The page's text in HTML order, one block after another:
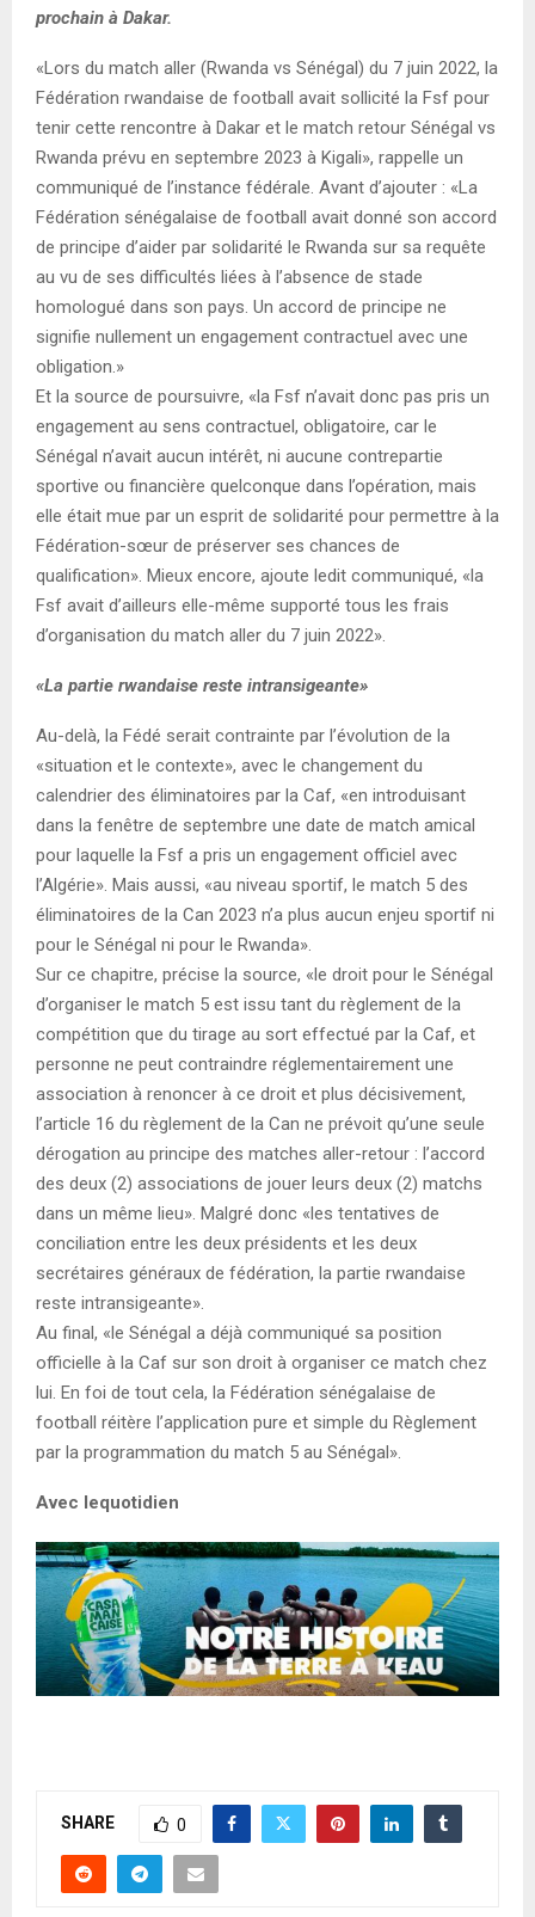
prochain à Dakar.
«Lors du match aller (Rwanda vs Sénégal) du 7 juin 2022, la
Fédération rwandaise de football avait sollicité la Fsf pour
tenir cette rencontre à Dakar et le match retour Sénégal vs
Rwanda prévu en septembre 2023 à Kigali», rappelle un
communiqué de l’instance fédérale. Avant d’ajouter : «La
Fédération sénégalaise de football avait donné son accord
de principe d’aider par solidarité le Rwanda sur sa requête
au vu de ses difficultés liées à l’absence de stade
homologué dans son pays. Un accord de principe ne
signifie nullement un engagement contractuel avec une
obligation.»
Et la source de poursuivre, «la Fsf n’avait donc pas pris un
engagement au sens contractuel, obligatoire, car le
Sénégal n’avait aucun intérêt, ni aucune contrepartie
sportive ou financière quelconque dans l’opération, mais
elle était mue par un esprit de solidarité pour permettre à la
Fédé­ration-sœur de préserver ses chances de
qualification». Mieux encore, ajoute ledit communiqué, «la
Fsf avait d’ailleurs elle-même supporté tous les frais
d’organisation du match aller du 7 juin 2022».
«La partie rwandaise reste intransigeante»
Au-delà, la Fédé serait contrainte par l’évolution de la
«situation et le contexte», avec le changement du
calendrier des éliminatoires par la Caf, «en introduisant
dans la fenêtre de septembre une date de match amical
pour laquelle la Fsf a pris un engagement officiel avec
l’Algérie». Mais aussi, «au niveau sportif, le match 5 des
éliminatoires de la Can 2023 n’a plus aucun enjeu sportif ni
pour le Sénégal ni pour le Rwanda».
Sur ce chapitre, précise la source, «le droit pour le Sénégal
d’organiser le match 5 est issu tant du règlement de la
compétition que du tirage au sort effectué par la Caf, et
personne ne peut contraindre réglementairement une
association à renoncer à ce droit et plus décisivement,
l’article 16 du règlement de la Can ne prévoit qu’une seule
dérogation au principe des matches aller-retour : l’accord
des deux (2) associations de jouer leurs deux (2) matchs
dans un même lieu». Malgré donc «les tentatives de
conciliation entre les deux présidents et les deux
secrétaires généraux de fédération, la partie rwandaise
reste intransigeante».
Au final, «le Sénégal a déjà communiqué sa position
officielle à la Caf sur son droit à organiser ce match chez
lui. En foi de tout cela, la Fédération sénégalaise de
football réitère l’application pure et simple du Règlement
par la programmation du match 5 au Sénégal».
Avec lequotidien
SHARE 0